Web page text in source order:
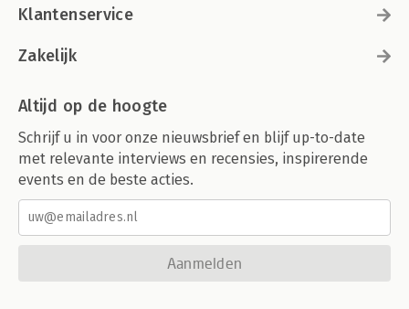
Klantenservice
Zakelijk
Altijd op de hoogte
Schrijf u in voor onze nieuwsbrief en blijf up-to-date
met relevante interviews en recensies, inspirerende
events en de beste acties.
Aanmelden